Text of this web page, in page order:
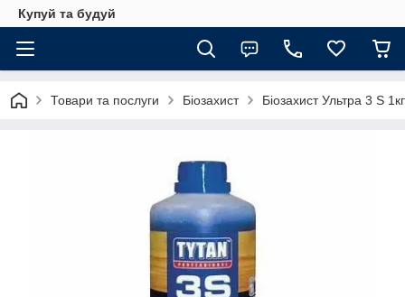
Купуй та будуй
Товари та послуги Біозахист Біозахист Ультра 3 S